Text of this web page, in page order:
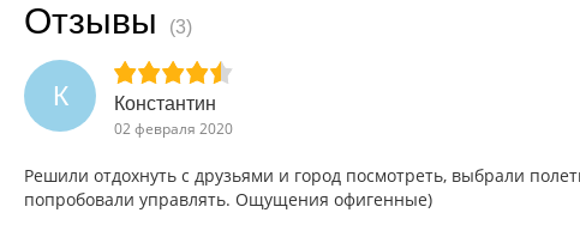
Отзывы (3)
К
Константин
02 февраля 2020
Решили отдохнуть с друзьями и город посмотреть, выбрали
попробовали управлять. Ощущения офигенные)